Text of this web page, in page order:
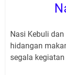
Nasi Kebuli
hidangan
segala